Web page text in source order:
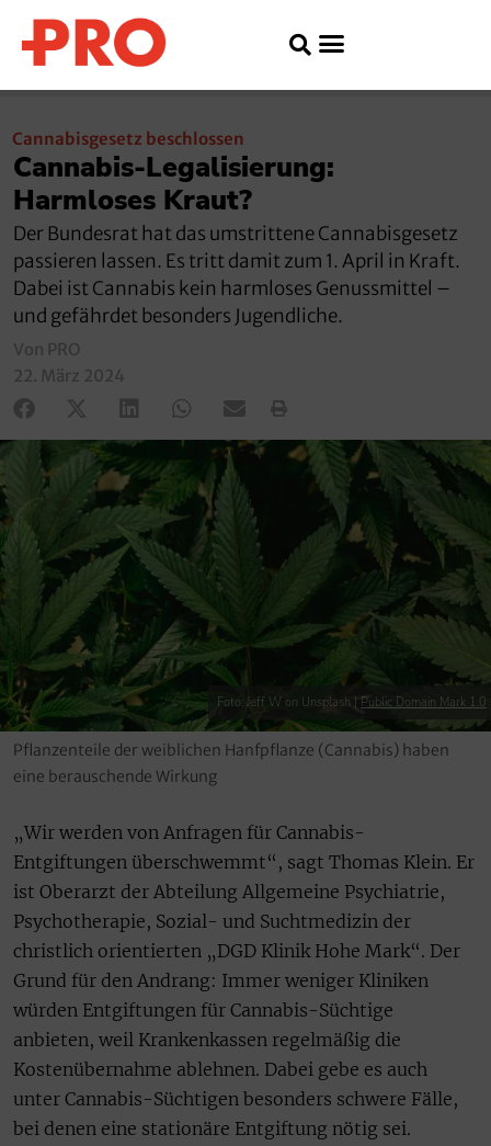
Cannabisgesetz beschlossen
Cannabis-Legalisierung:
Harmloses Kraut?
Der Bundesrat hat das umstrittene Cannabisgesetz
passieren lassen. Es tritt damit zum 1. April in Kraft.
Dabei ist Cannabis kein harmloses Genussmittel –
und gefährdet besonders Jugendliche.
Von PRO
22. März 2024
Foto: Jeff W on Unsplash | Public Domain Mark 1.0
Pflanzenteile der weiblichen Hanfpflanze (Cannabis) haben
eine berauschende Wirkung
„Wir werden von Anfragen für Cannabis-
Entgiftungen überschwemmt“, sagt Thomas Klein. Er
ist Oberarzt der Abteilung Allgemeine Psychiatrie,
Psychotherapie, Sozial- und Suchtmedizin der
christlich orientierten „DGD Klinik Hohe Mark“. Der
Grund für den Andrang: Immer weniger Kliniken
würden Entgiftungen für Cannabis-Süchtige
anbieten, weil Krankenkassen regelmäßig die
Kostenübernahme ablehnen. Dabei gebe es auch
unter Cannabis-Süchtigen besonders schwere Fälle,
bei denen eine stationäre Entgiftung nötig sei.